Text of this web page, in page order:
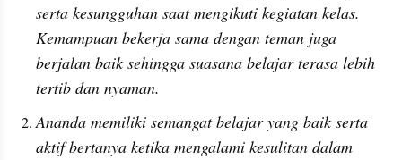
serta kesungguhan saat mengikuti kegiatan kelas.
Kemampuan bekerja sama dengan teman juga
berjalan baik sehingga suasana belajar terasa lebih
tertib dan nyaman.
Ananda memiliki semangat belajar yang baik serta
aktif bertanya ketika mengalami kesulitan dalam